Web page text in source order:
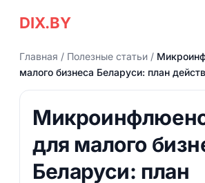
DIX.BY
Главная / Полезные статьи/
малого бизнеса Беларуси: план
для малого
Беларуси: план